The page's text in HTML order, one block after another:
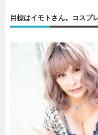
副業
グルメ
暮らし
目標はイモトさん。コスプ